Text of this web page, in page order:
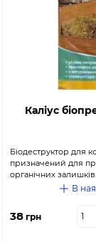
Каліус
Біодеструктор для
призначений для
органічних залишків.
В
38 грн